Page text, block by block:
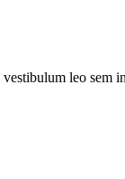
leo sem